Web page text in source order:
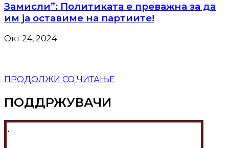
Замисли”: Политиката е преважна за да
им ја оставиме на партиите!
Окт 24, 2024
ПРОДОЛЖИ СО ЧИТАЊЕ
ПОДДРЖУВАЧИ